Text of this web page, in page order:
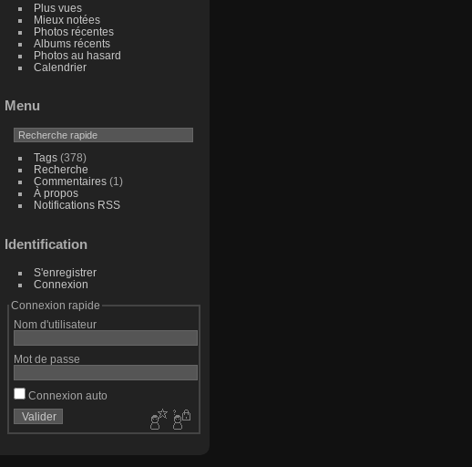
Plus vues
Mieux notées
Photos récentes
Albums récents
Photos au hasard
Calendrier
Menu
Tags(378)
Recherche
Commentaires(1)
À propos
Notifications RSS
Identification
S'enregistrer
Connexion
Connexion rapide
Nom d'utilisateur
Mot de passe
Connexion auto